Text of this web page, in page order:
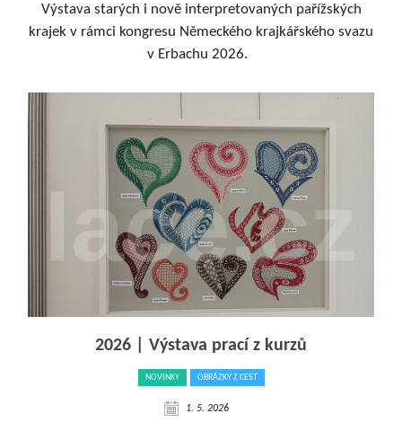
Výstava starých i nově interpretovaných pařížských
krajek v rámci kongresu Německého krajkářského svazu
v Erbachu 2026.
2026 | Výstava prací z kurzů
NOVINKY OBRÁZKY Z CEST
1. 5. 2026